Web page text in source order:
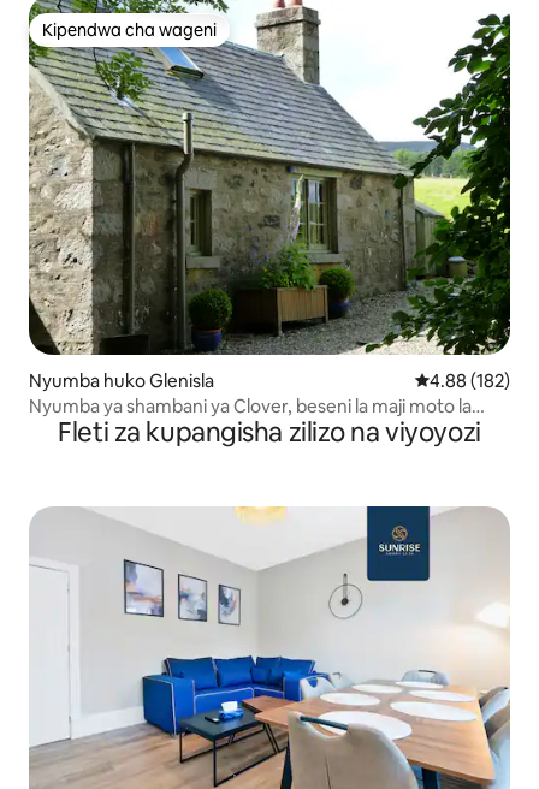
Kipendwa cha wageni
Kipendwa cha wageni
Nyumba huko Glenisla Ukadiriaji wa
4.88 (182)
Nyumba ya shambani ya Clover, beseni la maji moto la
kujitegemea, Brewlands Estate
Fleti za kupangisha zilizo na viyoyozi